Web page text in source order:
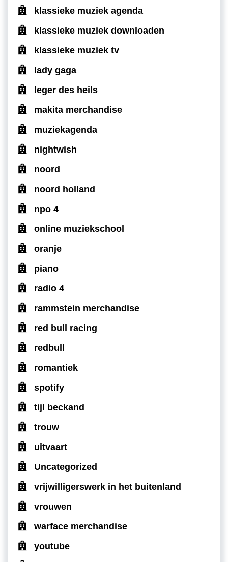
klassieke muziek agenda
klassieke muziek downloaden
klassieke muziek tv
lady gaga
leger des heils
makita merchandise
muziekagenda
nightwish
noord
noord holland
npo 4
online muziekschool
oranje
piano
radio 4
rammstein merchandise
red bull racing
redbull
romantiek
spotify
tijl beckand
trouw
uitvaart
Uncategorized
vrijwilligerswerk in het buitenland
vrouwen
warface merchandise
youtube